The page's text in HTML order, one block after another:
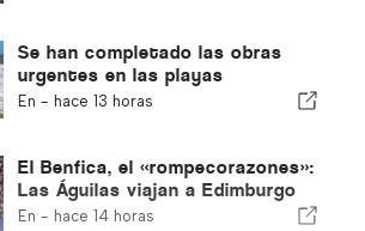
Se han completado las obras
urgentes en las playas
portuguesas
En - hace 13 horas
El Benfica, el «rompecorazones»:
Las Águilas viajan a Edimburgo
con un pie ya en la siguiente
En - hace 14 horas